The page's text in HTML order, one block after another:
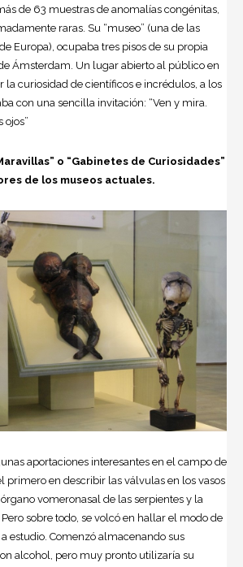
de 63 muestras de anomalías congénitas,
raras. Su “museo” (una de las
Europa), ocupaba tres pisos de su propia
Ámsterdam. Un lugar abierto al público en
la curiosidad de científicos e incrédulos, a los
con una sencilla invitación: “Ven y mira.
ojos”
o “Gabinetes de Curiosidades”
de los museos actuales.
aportaciones interesantes en el campo de
primero en describir las válvulas en los vasos
vomeronasal de las serpientes y la
sobre todo, se volcó en hallar el modo de
estudio. Comenzó almacenando sus
alcohol, pero muy pronto utilizaría su